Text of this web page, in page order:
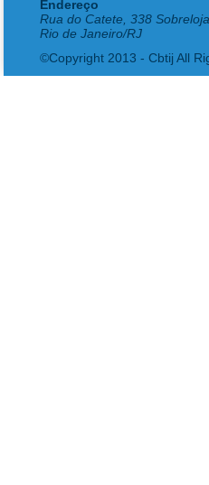
Endereço
Rua do Catete, 338
Rio de Janeiro/RJ
©Copyright 2013 - Cbtij All